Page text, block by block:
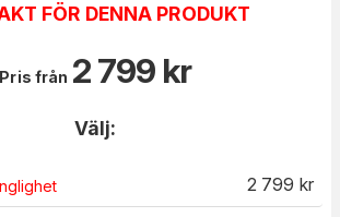
FÖR DENNA PRODUKT
Pris från 2 799 kr
Välj:
2 799 kr